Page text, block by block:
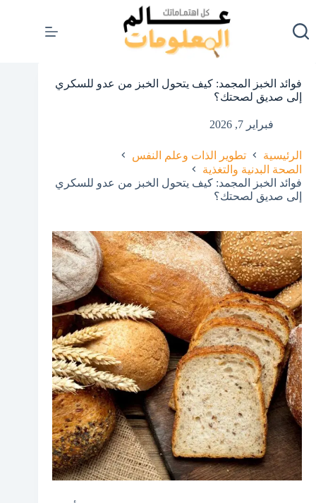
المحتوى
فوائد الخبز المجمد: كيف يتحول الخبز من عدو للسكري
إلى صديق لصحتك؟
فبراير 7, 2026
الرئيسية
تطوير الذات وعلم النفس
الصحة البدنية والتغذية
فوائد الخبز المجمد: كيف يتحول الخبز من عدو للسكري
إلى صديق لصحتك؟